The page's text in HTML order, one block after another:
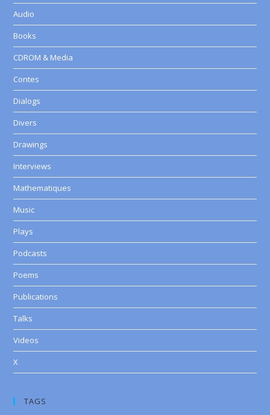
Audio
Books
CDROM & Media
Contes
Dialogs
Divers
Drawings
Interviews
Mathematiques
Music
Plays
Podcasts
Poems
Publications
Talks
Videos
X
TAGS